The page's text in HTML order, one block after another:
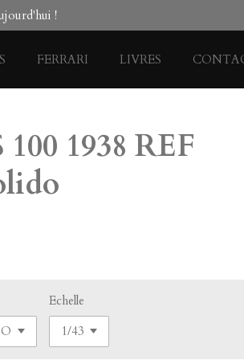
!
FERRARI LIVRES
1938 REF
Echelle